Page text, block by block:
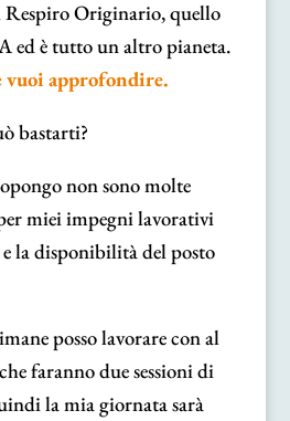
Respiro Originario, quello
ed è tutto un altro pianeta.
vuoi approfondire.
bastarti?
non sono molte
miei impegni lavorativi
la disponibilità del posto
posso lavorare con al
faranno due sessioni di
la mia giornata sarà